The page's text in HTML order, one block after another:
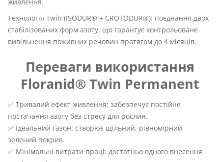
Технологія Twin (ISODUR® + CROTODUR®): поєднання двох
стабілізованих форм азоту, що гарантує контрольоване
вивільнення поживних речовин протягом до 4 місяців.
Переваги використання
Floranid® Twin Permanent
✅ Тривалий ефект живлення: забезпечує постійне
постачання азоту без стресу для рослин.
✅ Ідеальний газон: створює щільний, рівномірний
зелений покрив.
✅ Мінімальні витрати праці: достатньо одного внесення